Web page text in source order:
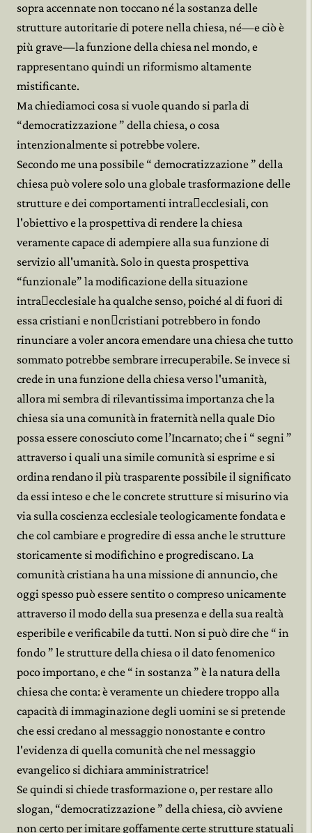
sopra accennate non toccano né la sostanza delle
strutture autoritarie di potere nella chiesa, né—e ciò è
più grave—la funzione della chiesa nel mondo, e
rappresentano quindi un riformismo altamente
mistificante.
Ma chiediamoci cosa si vuole quando si parla di
“democratizzazione ” della chiesa, o cosa
intenzionalmente si potrebbe volere.
Secondo me una possibile “ democratizzazione ” della
chiesa può volere solo una globale trasformazione delle
strutture e dei comportamenti intra﷓ecclesiali, con
l'obiettivo e la prospettiva di rendere la chiesa
veramente capace di adempiere alla sua funzione di
servizio all'umanità. Solo in questa prospettiva
“funzionale” la modificazione della situazione
intra﷓ecclesiale ha qualche senso, poiché al di fuori di
essa cristiani e non﷓cristiani potrebbero in fondo
rinunciare a voler ancora emendare una chiesa che tutto
sommato potrebbe sembrare irrecuperabile. Se invece si
crede in una funzione della chiesa verso l'umanità,
allora mi sembra di rilevantissima importanza che la
chiesa sia una comunità in fraternità nella quale Dio
possa essere conosciuto come l’Incarnato; che i “ segni ”
attraverso i quali una simile comunità si esprime e si
ordina rendano il più trasparente possibile il significato
da essi inteso e che le concrete strutture si misurino via
via sulla coscienza ecclesiale teologicamente fondata e
che col cambiare e progredire di essa anche le strutture
storicamente si modifichino e progrediscano. La
comunità cristiana ha una missione di annuncio, che
oggi spesso può essere sentito o compreso unicamente
attraverso il modo della sua presenza e della sua realtà
esperibile e verificabile da tutti. Non si può dire che “ in
fondo ” le strutture della chiesa o il dato fenomenico
poco importano, e che “ in sostanza ” è la natura della
chiesa che conta: è veramente un chiedere troppo alla
capacità di immaginazione degli uomini se si pretende
che essi credano al messaggio nonostante e contro
l'evidenza di quella comunità che nel messaggio
evangelico si dichiara amministratrice!
Se quindi si chiede trasformazione o, per restare allo
slogan, “democratizzazione ” della chiesa, ciò avviene
non certo per imitare goffamente certe strutture statuali